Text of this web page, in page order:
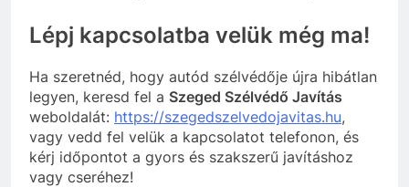
Lépj kapcsolatba velük még ma!
Ha szeretnéd, hogy autód szélvédője újra hibátlan
legyen, keresd fel a Szeged Szélvédő Javítás
weboldalát: https://szegedszelvedojavitas.hu,
vagy vedd fel velük a kapcsolatot telefonon, és
kérj időpontot a gyors és szakszerű javításhoz
vagy cseréhez!